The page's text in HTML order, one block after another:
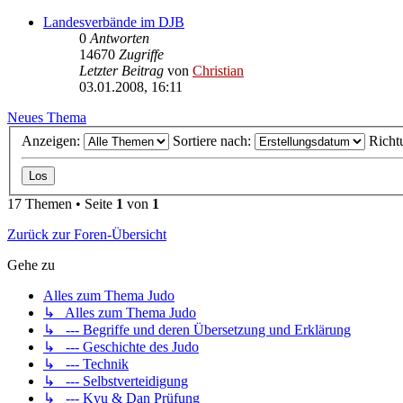
Landesverbände im DJB
0 Antworten
14670 Zugriffe
Letzter Beitrag von Christian
03.01.2008, 16:11
Neues Thema
Anzeigen:
Sortiere nach:
17 Themen • Seite 1 von 1
Zurück zur Foren-Übersicht
Gehe zu
Alles zum Thema Judo
↳ Alles zum Thema Judo
↳ --- Begriffe und deren Übersetzung und Erklärung
↳ --- Geschichte des Judo
↳ --- Technik
↳ --- Selbstverteidigung
↳ --- Kyu & Dan Prüfung